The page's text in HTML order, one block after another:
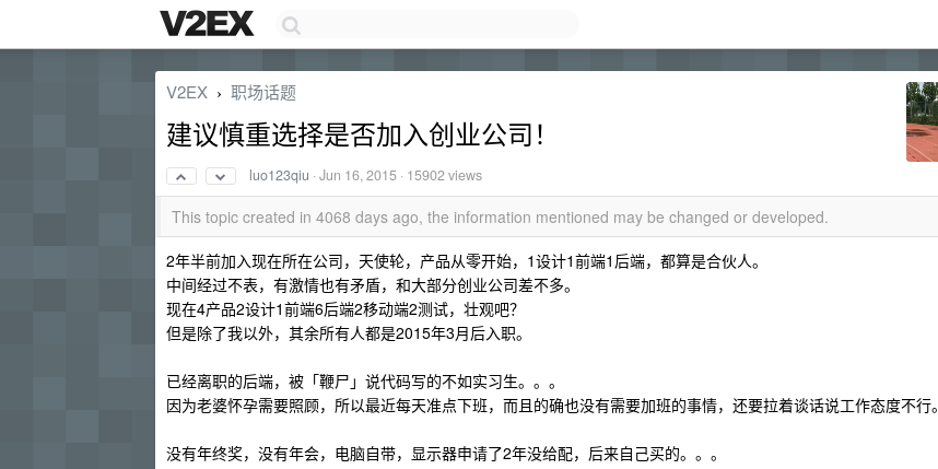
V2EX › 职场话题
建议慎重选择是否加入创业公司！
luo123qiu ·Jun 16, 2015 · 15902 views
This topic created in 4068 days ago, the information mentioned may be changed or developed.
2年半前加入现在所在公司，天使轮，产品从零开始，1设计1前端1后端，都算是合伙人。
中间经过不表，有激情也有矛盾，和大部分创业公司差不多。
现在4产品2设计1前端6后端2移动端2测试，壮观吧？
但是除了我以外，其余所有人都是2015年3月后入职。
已经离职的后端，被「鞭尸」说代码写的不如实习生。。。
因为老婆怀孕需要照顾，所以最近每天准点下班，而且的确也没有需要加班的事情，还要拉着谈话说工作态度不行。
没有年终奖，没有年会，电脑自带，显示器申请了2年没给配，后来自己买的。。。